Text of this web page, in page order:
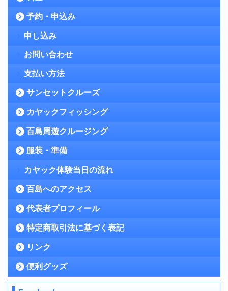
予約・申込み
申し込み
お問い合わせ
支払い方法
サンセットクルーズ
カヤックフィッシング
百島周遊クルージング
服装・準備
カヤック体験当日の流れ
百島へのアクセス
代表者プロフィール
特定商取引法に基づく表記
リンク
便利グッズ